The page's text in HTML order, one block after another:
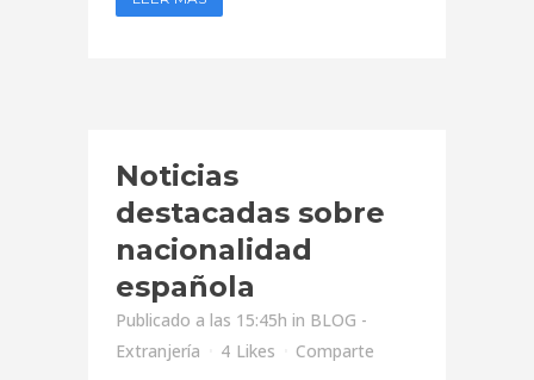
Noticias
destacadas sobre
nacionalidad
española
Publicado a las 15:45h in BLOG -
Extranjería
4 Likes Comparte